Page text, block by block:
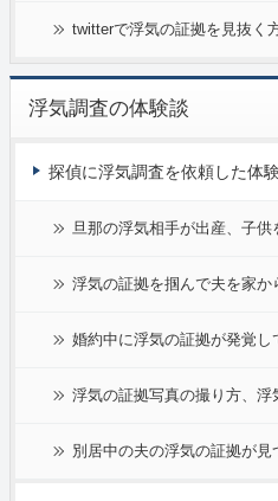
twitterで浮気の証拠を見抜く
浮気調査の体験談
探偵に浮気調査を依頼した体
旦那の浮気相手が出産、子供
浮気の証拠を掴んで夫を家か
婚約中に浮気の証拠が発覚し
浮気の証拠写真の撮り方、
別居中の夫の浮気の証拠が見